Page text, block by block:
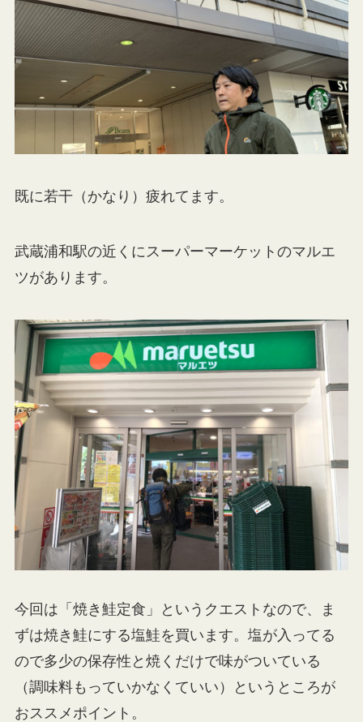
既に若干（かなり）疲れてます。
武蔵浦和駅の近くにスーパーマーケットのマルエ
ツがあります。
今回は「焼き鮭定食」というクエストなので、ま
ずは焼き鮭にする塩鮭を買います。塩が入ってる
ので多少の保存性と焼くだけで味がついている
（調味料もっていかなくていい）というところが
おススメポイント。